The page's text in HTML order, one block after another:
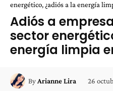
energético, ¿adiós a la energía
Adiós a
sector
energía limpia
By Arianne Lira 26